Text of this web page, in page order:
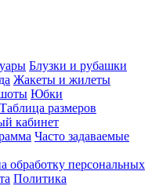
Блузки и рубашки
Жакеты и жилеты
Юбки
Таблица размеров
кабинет
Часто задаваемые
обработку персональных
Политика